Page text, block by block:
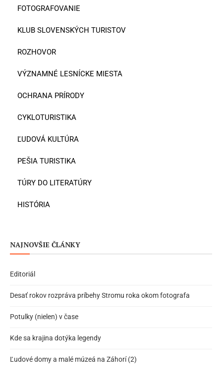
FOTOGRAFOVANIE
KLUB SLOVENSKÝCH TURISTOV
ROZHOVOR
VÝZNAMNÉ LESNÍCKE MIESTA
OCHRANA PRÍRODY
CYKLOTURISTIKA
ĽUDOVÁ KULTÚRA
PEŠIA TURISTIKA
TÚRY DO LITERATÚRY
HISTÓRIA
NAJNOVŠIE ČLÁNKY
Editoriál
Desať rokov rozpráva príbehy Stromu roka okom fotografa
Potulky (nielen) v čase
Kde sa krajina dotýka legendy
Ľudové domy a malé múzeá na Záhorí (2)